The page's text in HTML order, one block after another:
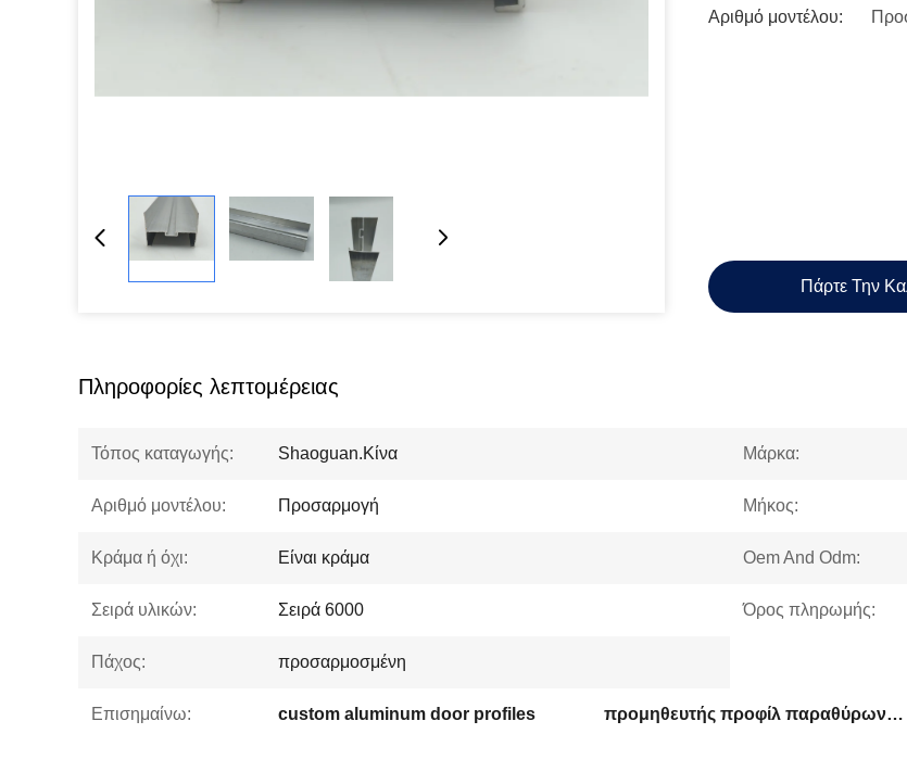
Αριθμό μοντέλου:
Πάρτε Την
Πληροφορίες λεπτομέρειας
Τόπος καταγωγής: Shaoguan.Κίνα Μάρκα:
Αριθμό μοντέλου: Προσαρμογή Μήκος:
Κράμα ή όχι: Είναι κράμα Oem And Odm:
Σειρά υλικών: Σειρά 6000 Όρος πληρωμής:
Πάχος: προσαρμοσμένη
Επισημαίνω: custom aluminum door profiles προμηθευτής προφίλ παραθύρων από αλουμίνιο